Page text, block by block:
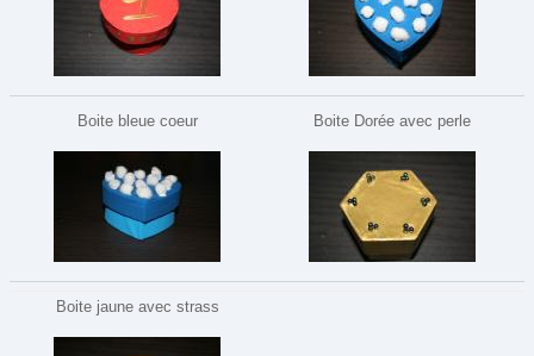
Boite bleue coeur Boite Dorée avec perle
Boite jaune avec strass